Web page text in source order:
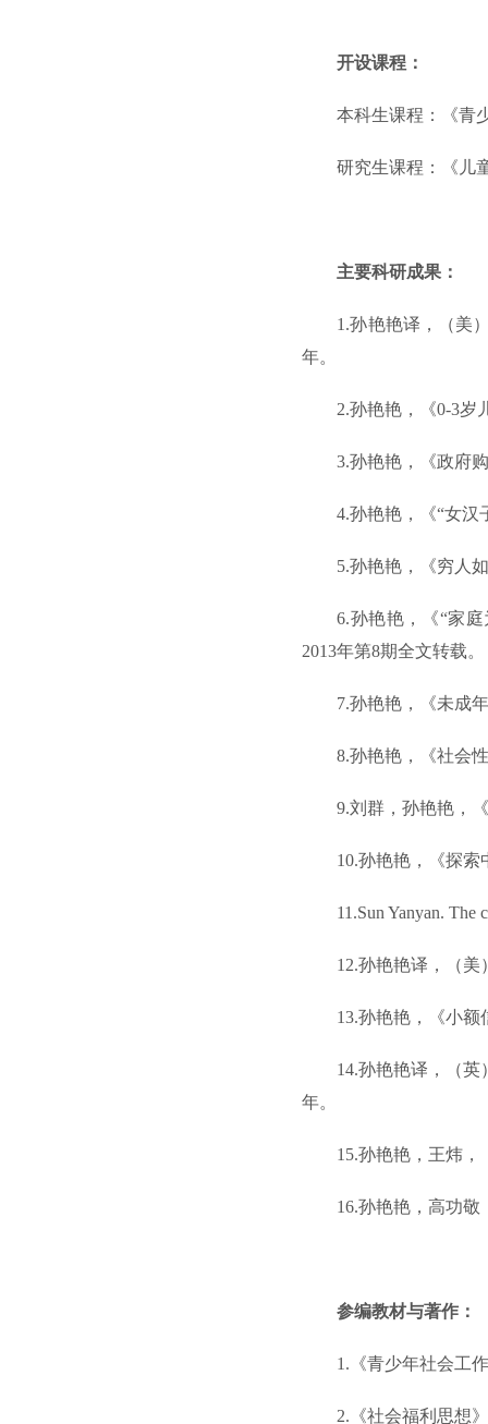
开设课程：
本科生课程：《青
研究生课程：《儿
主要科研成果：
1.孙艳艳译，（美
年。
2.孙艳艳，《0-3岁
3.孙艳艳，《政府
4.孙艳艳，《“女
5.孙艳艳，《穷人
6.孙艳艳，《“家
2013年第8期全文转载。
7.孙艳艳，《未成
8.孙艳艳，《社会
9.刘群，孙艳艳，
10.孙艳艳，《探
11.Sun Yanyan. The
12.孙艳艳译，（
13.孙艳艳，《小
14.孙艳艳译，（
年。
15.孙艳艳，王炜
16.孙艳艳，高功
参编教材与著作：
1.《青少年社会工
2.《社会福利思想